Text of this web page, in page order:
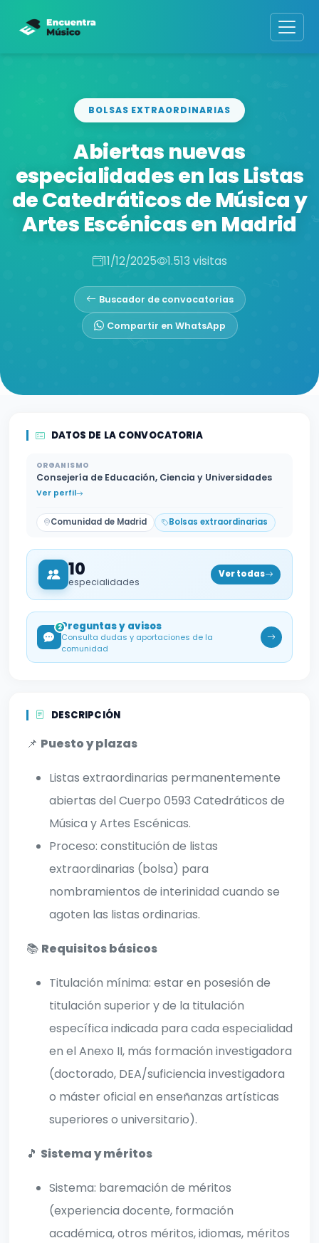
BOLSAS EXTRAORDINARIAS
Abiertas nuevas
especialidades en las Listas
de Catedráticos de Música y
Artes Escénicas en Madrid
11/12/2025 1.513 visitas
Buscador de convocatorias
Compartir en WhatsApp
DATOS DE LA CONVOCATORIA
ORGANISMO
Consejería de Educación, Ciencia y Universidades
Ver perfil
Comunidad de Madrid Bolsas extraordinarias
10
especialidades
Ver todas
2Preguntas y avisos
Consulta dudas y aportaciones de la
comunidad
DESCRIPCIÓN
📌 Puesto y plazas
Listas extraordinarias permanentemente
abiertas del Cuerpo 0593 Catedráticos de
Música y Artes Escénicas.
Proceso: constitución de listas
extraordinarias (bolsa) para
nombramientos de interinidad cuando se
agoten las listas ordinarias.
📚 Requisitos básicos
Titulación mínima: estar en posesión de
titulación superior y de la titulación
específica indicada para cada especialidad
en el Anexo II, más formación investigadora
(doctorado, DEA/suficiencia investigadora
o máster oficial en enseñanzas artísticas
superiores o universitario).
🎵 Sistema y méritos
Sistema: baremación de méritos
(experiencia docente, formación
académica, otros méritos, idiomas, méritos